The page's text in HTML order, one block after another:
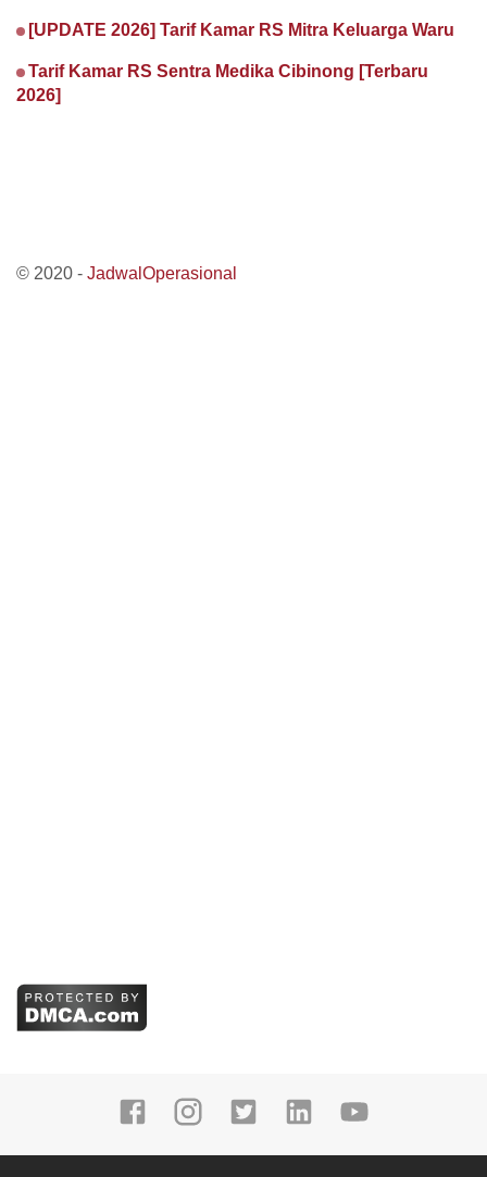
[UPDATE 2026] Tarif Kamar RS Mitra Keluarga Waru
Tarif Kamar RS Sentra Medika Cibinong [Terbaru
2026]
© 2020 - JadwalOperasional